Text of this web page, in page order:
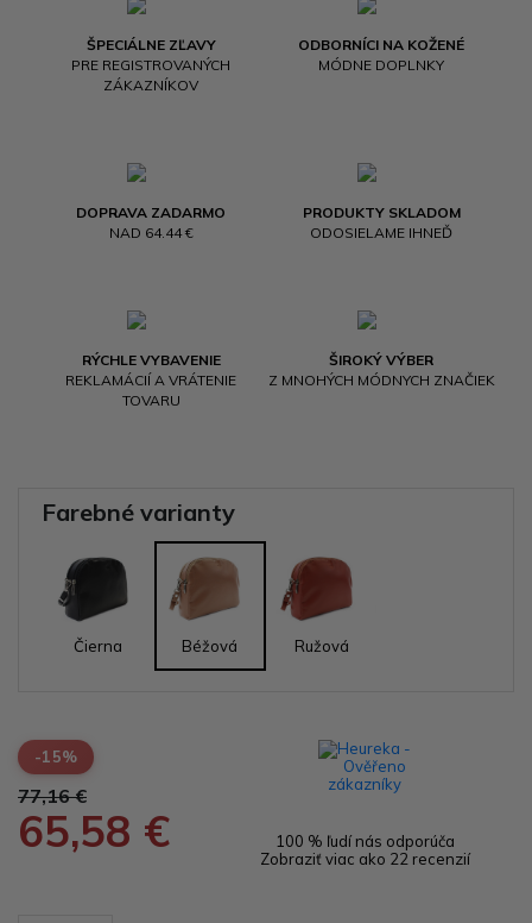
ŠPECIÁLNE ZĽAVY
PRE REGISTROVANÝCH
ZÁKAZNÍKOV
ODBORNÍCI NA KOŽENÉ
MÓDNE DOPLNKY
DOPRAVA ZADARMO
NAD 64.44 €
PRODUKTY SKLADOM
ODOSIELAME IHNEĎ
RÝCHLE VYBAVENIE
REKLAMÁCIÍ A VRÁTENIE
TOVARU
ŠIROKÝ VÝBER
Z MNOHÝCH MÓDNYCH ZNAČIEK
Farebné varianty
Čierna Béžová Ružová
-15%
77,16 €
65,58 €
100 % ľudí nás odporúča
Zobraziť viac ako 22 recenzií